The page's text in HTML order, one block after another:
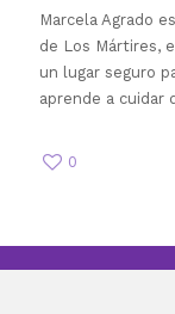
Marcela Agrado
de Los Mártires,
un lugar seguro
aprende a cuidar
0